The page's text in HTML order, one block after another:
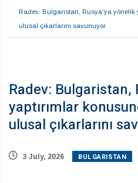
Radev: Bulgaristan, Rusya’ya yönelik
ulusal çıkarlarını savunuyor
Radev: Bulgaristan,
yaptırımlar
ulusal çıkarlarını
3 July, 2026 BULGARISTAN